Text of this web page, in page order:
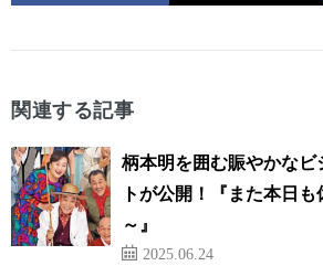
関連する記事
柄本明を囲む賑やかな
トが公開！『また本日
～』
2025.06.24